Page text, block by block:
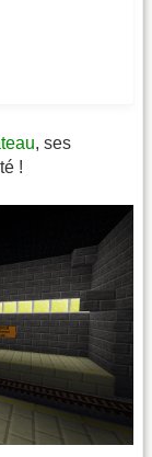
, ses
!